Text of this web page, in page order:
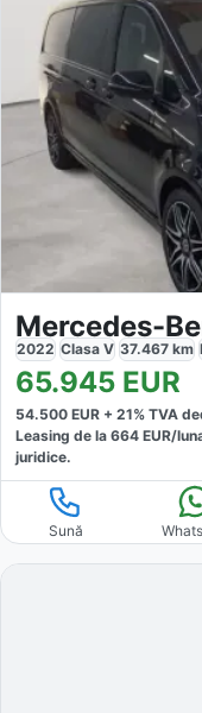
2022 Clasa V 37.467 km
65.945 EUR
54.500 EUR + 21% TVA
Leasing de la 664 EUR/
juridice.
Sună